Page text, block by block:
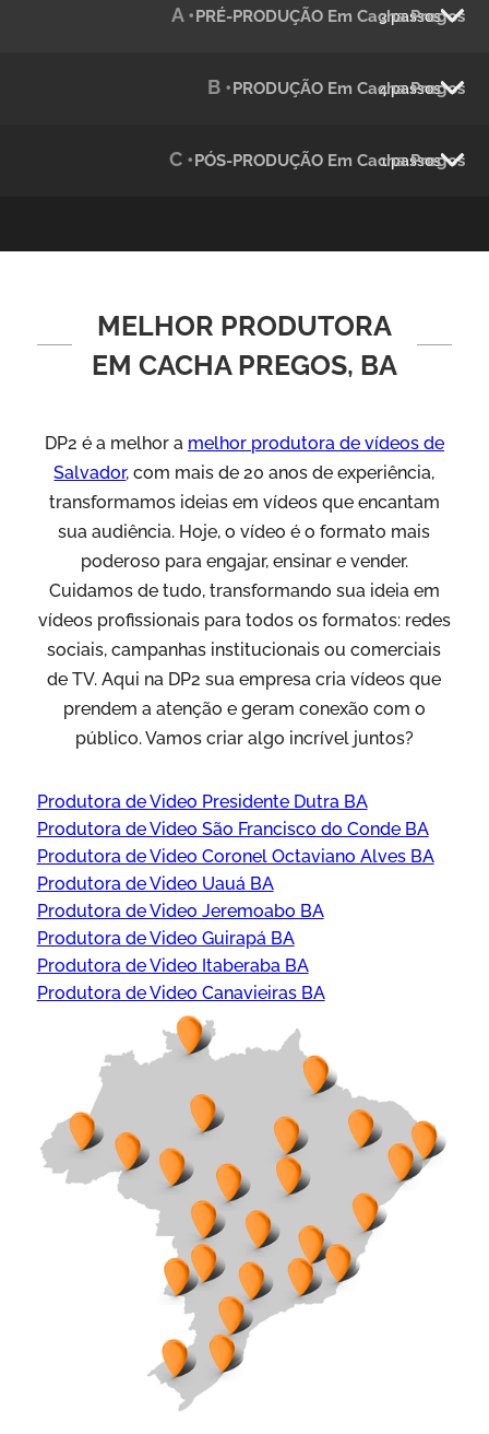
Julândia
Green Process
Vídeos de Produtos e Serviços
A •PRÉ-PRODUÇÃO Em Cacha Pregos
3 passos
B •PRODUÇÃO Em Cacha Pregos
4 passos
C •PÓS-PRODUÇÃO Em Cacha Pregos
1 passos
MELHOR PRODUTORA
EM CACHA PREGOS, BA
DP2 é a melhor a melhor produtora de vídeos de
Salvador, com mais de 20 anos de experiência,
transformamos ideias em vídeos que encantam
sua audiência. Hoje, o vídeo é o formato mais
poderoso para engajar, ensinar e vender.
Cuidamos de tudo, transformando sua ideia em
vídeos profissionais para todos os formatos: redes
sociais, campanhas institucionais ou comerciais
de TV. Aqui na DP2 sua empresa cria vídeos que
prendem a atenção e geram conexão com o
público. Vamos criar algo incrível juntos?
Produtora de Video Presidente Dutra BA
Produtora de Video São Francisco do Conde BA
Produtora de Video Coronel Octaviano Alves BA
Produtora de Video Uauá BA
Produtora de Video Jeremoabo BA
Produtora de Video Guirapá BA
Produtora de Video Itaberaba BA
Produtora de Video Canavieiras BA